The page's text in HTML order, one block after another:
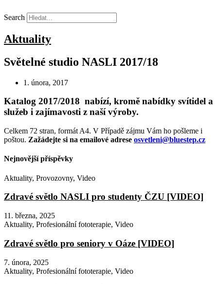
to
Search
Aktuality
Světelné studio NASLI 2017/18
1. února, 2017
Katalog 2017/2018 nabízí, kromě nabídky svítidel a
služeb i zajímavosti z naší výroby.
Celkem 72 stran, formát A4. V Případě zájmu Vám ho pošleme i
poštou. Zažádejte si na emailové adrese osvetleni@bluestep.cz
Nejnovější příspěvky
Aktuality, Provozovny, Video
Zdravé světlo NASLI pro studenty ČZU [VIDEO]
11. března, 2025
Aktuality, Profesionální fototerapie, Video
Zdravé světlo pro seniory v Oáze [VIDEO]
7. února, 2025
Aktuality, Profesionální fototerapie, Video